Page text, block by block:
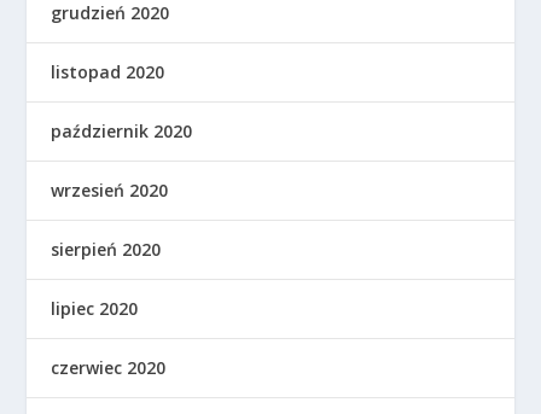
grudzień 2020
listopad 2020
październik 2020
wrzesień 2020
sierpień 2020
lipiec 2020
czerwiec 2020